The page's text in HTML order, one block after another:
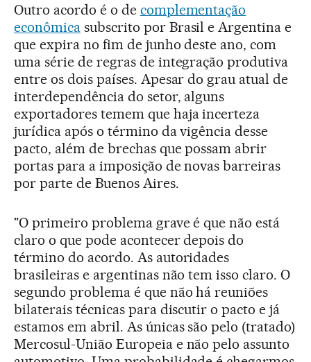
Outro acordo é o de complementação
econômicasubscrito por Brasil e Argentina e
que expira no fim de junho deste ano, com
uma série de regras de integração produtiva
entre os dois países. Apesar do grau atual de
interdependência do setor, alguns
exportadores temem que haja incerteza
jurídica após o término da vigência desse
pacto, além de brechas que possam abrir
portas para a imposição de novas barreiras
por parte de Buenos Aires.
"O primeiro problema grave é que não está
claro o que pode acontecer depois do
término do acordo. As autoridades
brasileiras e argentinas não tem isso claro. O
segundo problema é que não há reuniões
bilaterais técnicas para discutir o pacto e já
estamos em abril. As únicas são pelo (tratado)
Mercosul-União Europeia e não pelo assunto